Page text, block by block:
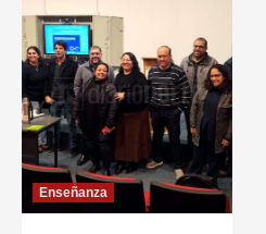
Enseñanza